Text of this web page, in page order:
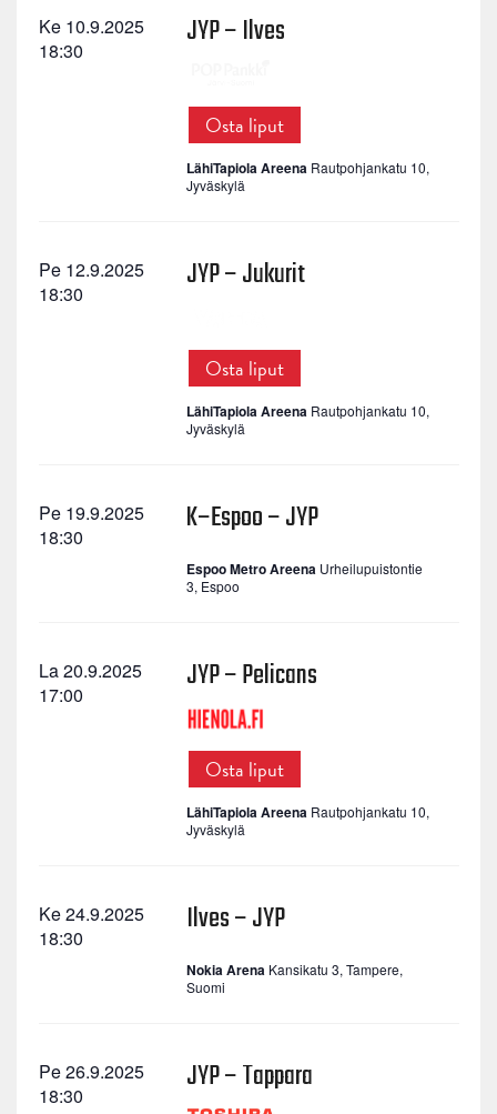
Ke 10.9.2025
18:30
JYP – Ilves
Osta liput
LähiTapiola Areena Rautpohjankatu 10,
Jyväskylä
Pe 12.9.2025
18:30
JYP – Jukurit
Osta liput
LähiTapiola Areena Rautpohjankatu 10,
Jyväskylä
Pe 19.9.2025
18:30
K–Espoo – JYP
Espoo Metro Areena Urheilupuistontie
3, Espoo
La 20.9.2025
17:00
JYP – Pelicans
Osta liput
LähiTapiola Areena Rautpohjankatu 10,
Jyväskylä
Ke 24.9.2025
18:30
Ilves – JYP
Nokia Arena Kansikatu 3, Tampere,
Suomi
Pe 26.9.2025
18:30
JYP – Tappara